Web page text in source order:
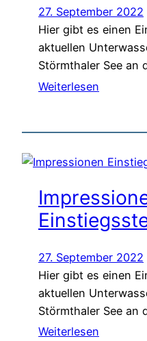
27. September 2022
Hier gibt es einen
aktuellen
Störmthaler See an
Weiterlesen
27. September 2022
Hier gibt es einen
aktuellen
Störmthaler See an
Weiterlesen